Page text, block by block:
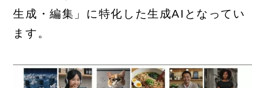
生成・編集」に特化した生成AIとなってい
ます。